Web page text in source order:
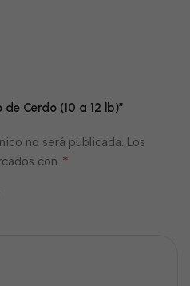
Cerdo (10 a 12 lb)”
no será publicada. Los
con *